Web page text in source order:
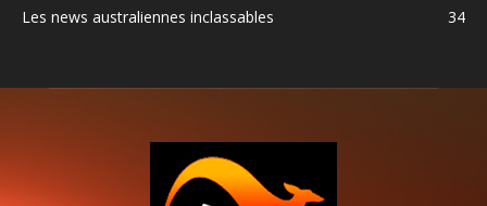
Les news australiennes inclassables
34